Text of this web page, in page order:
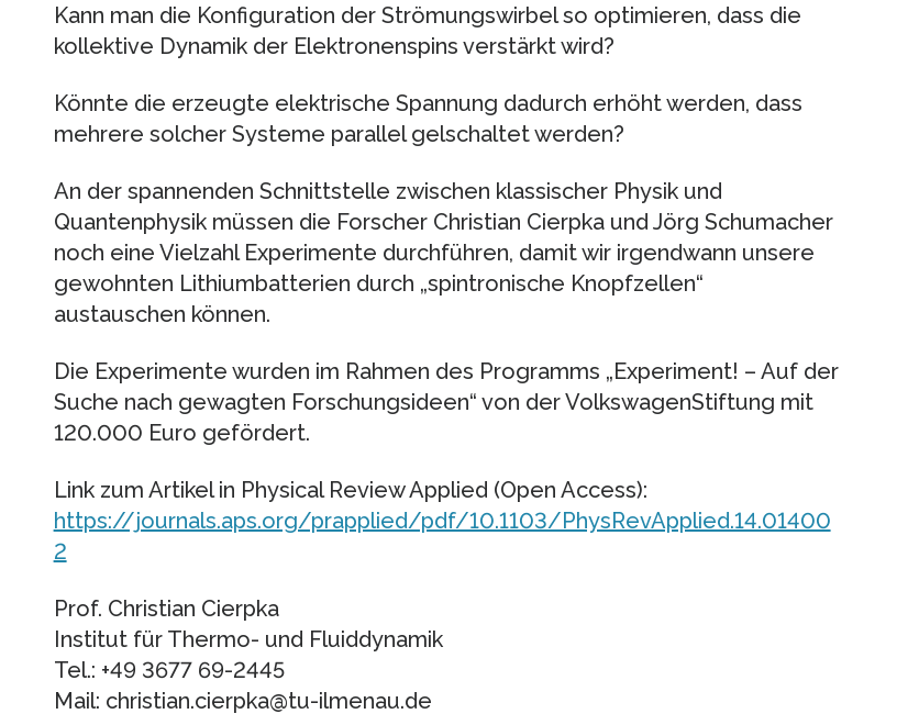
Kann man die Konfiguration der Strömungswirbel so optimieren, dass die
kollektive Dynamik der Elektronenspins verstärkt wird?
Könnte die erzeugte elektrische Spannung dadurch erhöht werden, dass
mehrere solcher Systeme parallel gelschaltet werden?
An der spannenden Schnittstelle zwischen klassischer Physik und
Quantenphysik müssen die Forscher Christian Cierpka und Jörg Schumacher
noch eine Vielzahl Experimente durchführen, damit wir irgendwann unsere
gewohnten Lithiumbatterien durch „spintronische Knopfzellen“
austauschen können.
Die Experimente wurden im Rahmen des Programms „Experiment! – Auf der
Suche nach gewagten Forschungsideen“ von der VolkswagenStiftung mit
120.000 Euro gefördert.
Link zum Artikel in Physical Review Applied (Open Access):
https://journals.aps.org/prapplied/pdf/10.1103/PhysRevApplied.14.01400
2
Prof. Christian Cierpka
Institut für Thermo- und Fluiddynamik
Tel.: +49 3677 69-2445
Mail: christian.cierpka@tu-ilmenau.de